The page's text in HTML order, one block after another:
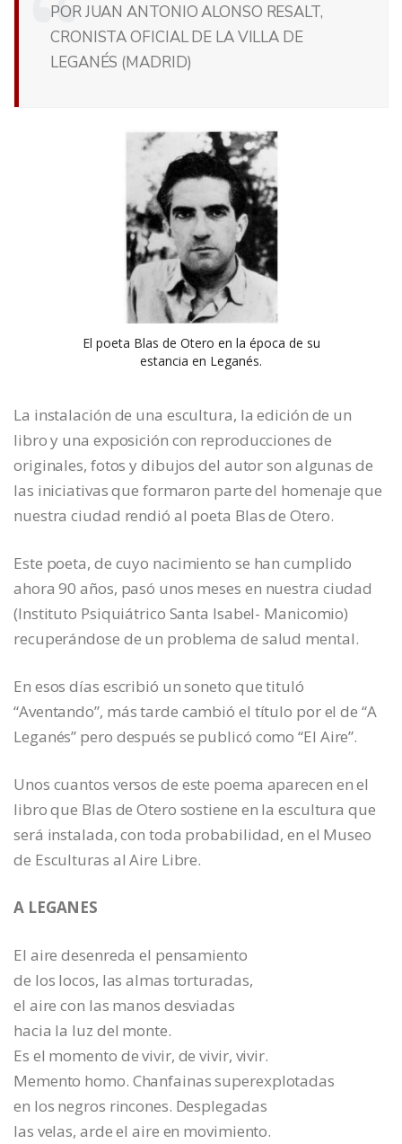
POR JUAN ANTONIO ALONSO RESALT,
CRONISTA OFICIAL DE LA VILLA DE
LEGANÉS (MADRID)
El poeta Blas de Otero en la época de su
estancia en Leganés.
La instalación de una escultura, la edición de un
libro y una exposición con reproducciones de
originales, fotos y dibujos del autor son algunas de
las iniciativas que formaron parte del homenaje que
nuestra ciudad rendió al poeta Blas de Otero.
Este poeta, de cuyo nacimiento se han cumplido
ahora 90 años, pasó unos meses en nuestra ciudad
(Instituto Psiquiátrico Santa Isabel- Manicomio)
recuperándose de un problema de salud mental.
En esos días escribió un soneto que tituló
“Aventando”, más tarde cambió el título por el de “A
Leganés” pero después se publicó como “El Aire”.
Unos cuantos versos de este poema aparecen en el
libro que Blas de Otero sostiene en la escultura que
será instalada, con toda probabilidad, en el Museo
de Esculturas al Aire Libre.
A LEGANES
El aire desenreda el pensamiento
de los locos, las almas torturadas,
el aire con las manos desviadas
hacia la luz del monte.
Es el momento de vivir, de vivir, vivir.
Memento homo. Chanfainas superexplotadas
en los negros rincones. Desplegadas
las velas, arde el aire en movimiento.